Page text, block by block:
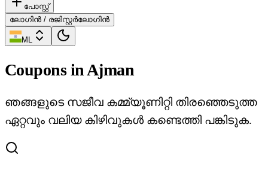
പോസ്റ്റ്
ലോഗിൻ / രജിസ്റ്റർലോഗിൻ
ML
Coupons in Ajman
ഞങ്ങളുടെ സജീവ കമ്മ്യൂണിറ്റി തിരഞ്ഞെടുത്ത
ഏറ്റവും വലിയ കിഴിവുകൾ കണ്ടെത്തി പങ്കിടുക.